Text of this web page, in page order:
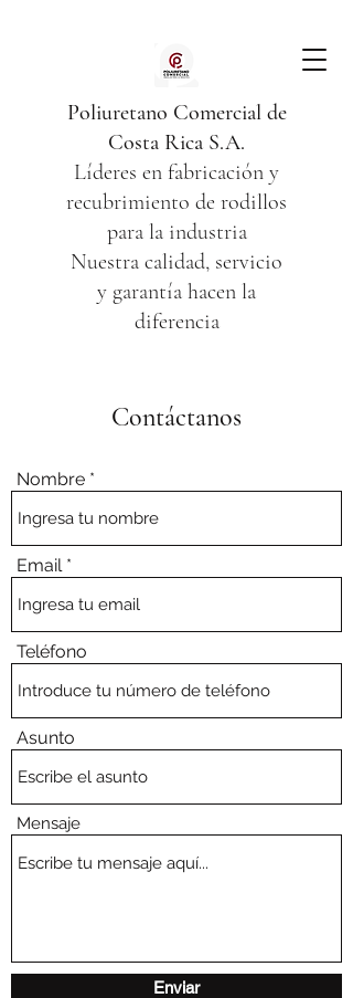
Poliuretano Comercial de
Costa Rica S.A.
Líderes en fabricación y
recubrimiento de rodillos
para la industria
Nuestra calidad, servicio
y garantía hacen la
diferencia
Contáctanos
Nombre
Email
Teléfono
Asunto
Mensaje
Enviar